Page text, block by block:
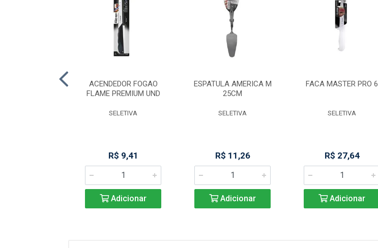
ACENDEDOR FOGAO
FLAME PREMIUM UND
SELETIVA
R$ 9,41
Adicionar
ESPATULA AMERICA M
25CM
SELETIVA
R$ 11,26
Adicionar
FACA MASTER PRO 6
SELETIVA
R$ 27,64
Adicionar